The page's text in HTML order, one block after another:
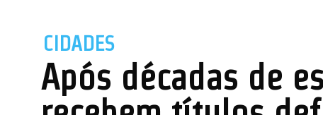
CIDADES
Após décadas de